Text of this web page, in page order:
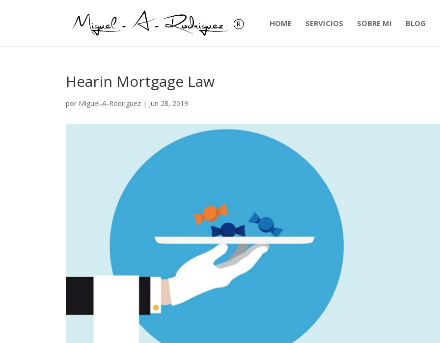
HOME SERVICIOS SOBRE MI BLOG
Hearin Mortgage Law
por Miguel-A-Rodriguez | Jun 28, 2019